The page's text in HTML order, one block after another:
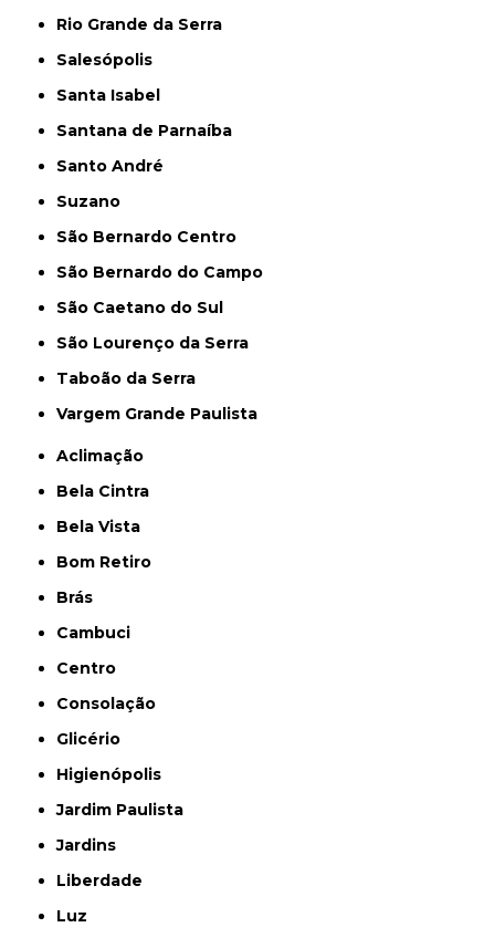
Rio Grande da Serra
Salesópolis
Santa Isabel
Santana de Parnaíba
Santo André
Suzano
São Bernardo Centro
São Bernardo do Campo
São Caetano do Sul
São Lourenço da Serra
Taboão da Serra
Vargem Grande Paulista
Aclimação
Bela Cintra
Bela Vista
Bom Retiro
Brás
Cambuci
Centro
Consolação
Glicério
Higienópolis
Jardim Paulista
Jardins
Liberdade
Luz